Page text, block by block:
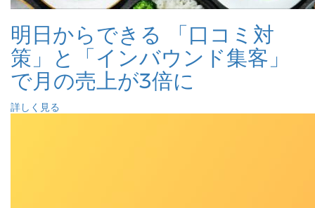
明日からできる 「口コミ対
策」と「インバウンド集客」
で月の売上が3倍に
詳しく見る